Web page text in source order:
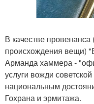
В качестве провенанса
происхождения вещи)
Арманда хаммера -
услуги вожди
национальным
Гохрана и эрмитажа.